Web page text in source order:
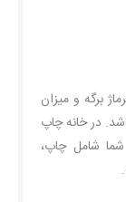
برگه و میزان
داشته باشد. در خانه چاپ
شامل چاپ،